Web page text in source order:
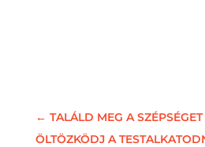
← TALÁLD MEG A
ÖLTÖZKÖDJ A